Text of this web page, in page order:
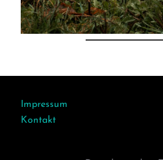
Impressum
Kontakt